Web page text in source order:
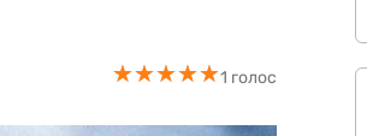
★★★★★
★★★★★1 голос